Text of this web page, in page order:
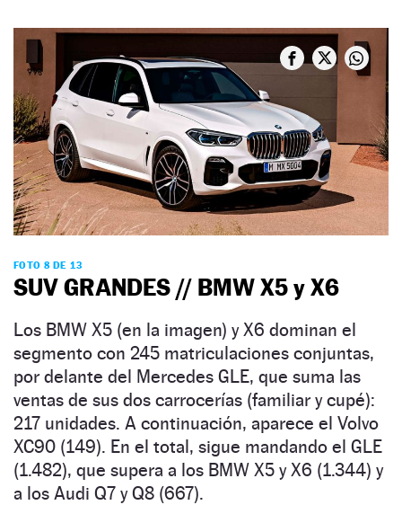
FOTO 8 DE 13
SUV GRANDES // BMW X5 y X6
Los BMW X5 (en la imagen) y X6 dominan el
segmento con 245 matriculaciones conjuntas,
por delante del Mercedes GLE, que suma las
ventas de sus dos carrocerías (familiar y cupé):
217 unidades. A continuación, aparece el Volvo
XC90 (149). En el total, sigue mandando el GLE
(1.482), que supera a los BMW X5 y X6 (1.344) y
a los Audi Q7 y Q8 (667).